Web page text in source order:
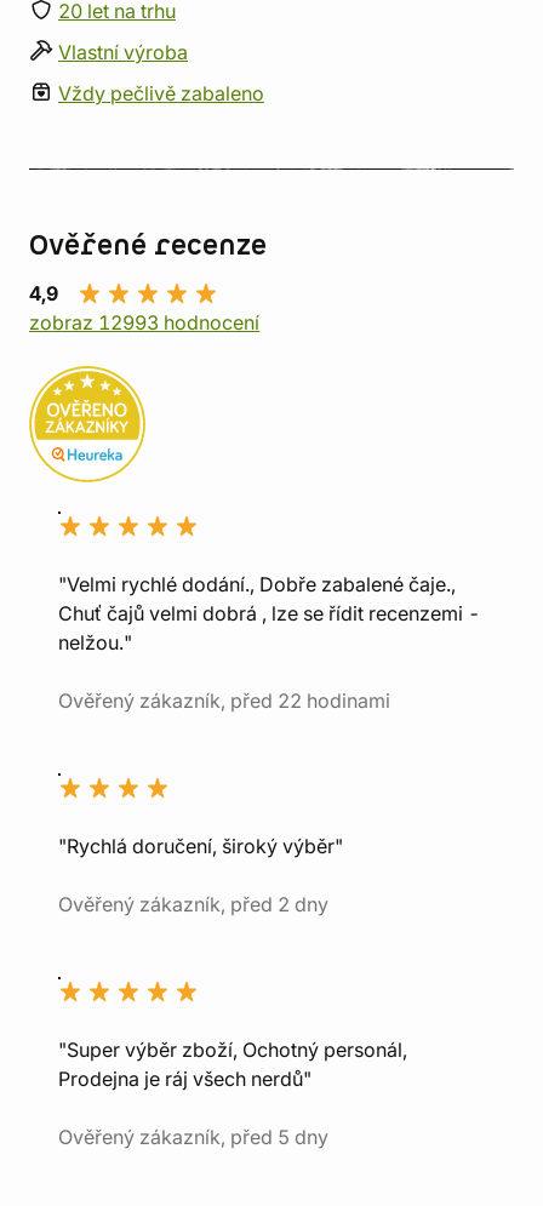
20 let na trhu
Vlastní výroba
Vždy pečlivě zabaleno
Ověřené recenze
4,9
zobraz 12993 hodnocení
"Velmi rychlé dodání., Dobře zabalené čaje.,
Chuť čajů velmi dobrá , lze se řídit recenzemi -
nelžou."
Ověřený zákazník, před 22 hodinami
"Rychlá doručení, široký výběr"
Ověřený zákazník, před 2 dny
"Super výběr zboží, Ochotný personál,
Prodejna je ráj všech nerdů"
Ověřený zákazník, před 5 dny